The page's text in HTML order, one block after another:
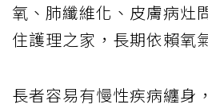
氧、肺纖維化、皮膚病灶
住護理之家，長期依賴氧
長者容易有慢性疾病纏身